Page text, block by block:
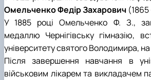
Звіти гуртка та
Фотогалерея
Звіти гуртка та
Фотогалерея
Звіти гуртка та
Омельченко Федір Захарович (1865
У 1885 році Омельченко Ф. З.,
медаллю Чернігівську гімназію,
університету святого Володимира,
Після завершення навчання в
військовим лікарем та викладачем